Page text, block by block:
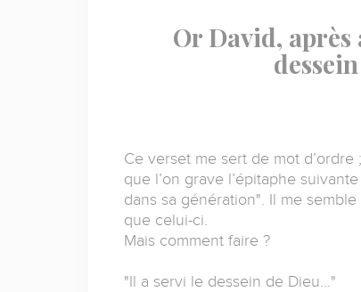
Or David,
Ce verset me sert de mot
que l’on grave l’épitaphe
dans sa génération". Il me
que celui-ci.
Mais comment faire ?
"Il a servi le dessein de Dieu…"